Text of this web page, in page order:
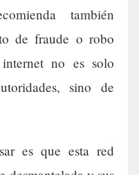
también
de fraude o robo
no es solo
sino de
es que esta red